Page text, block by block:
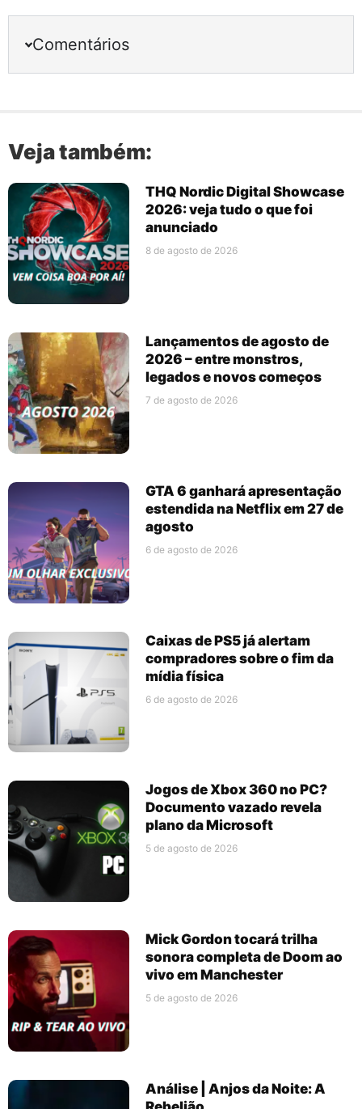
Comentários
Veja também:
THQ Nordic Digital Showcase
2026: veja tudo o que foi
anunciado
8 de agosto de 2026
Lançamentos de agosto de
2026 – entre monstros,
legados e novos começos
7 de agosto de 2026
GTA 6 ganhará apresentação
estendida na Netflix em 27 de
agosto
6 de agosto de 2026
Caixas de PS5 já alertam
compradores sobre o fim da
mídia física
6 de agosto de 2026
Jogos de Xbox 360 no PC?
Documento vazado revela
plano da Microsoft
5 de agosto de 2026
Mick Gordon tocará trilha
sonora completa de Doom ao
vivo em Manchester
5 de agosto de 2026
Análise | Anjos da Noite: A